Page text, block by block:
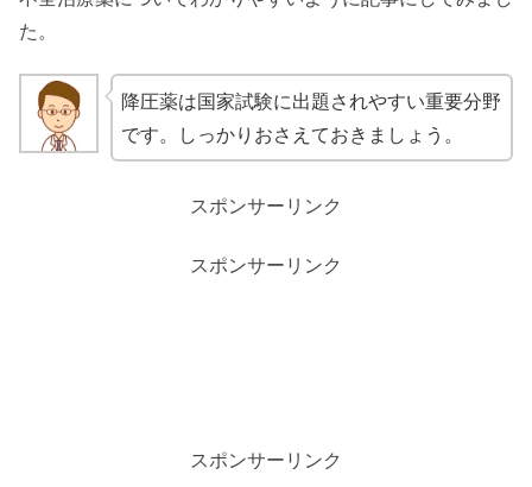
た。
降圧薬は国家試験に出題されやすい重要分野
です。しっかりおさえておきましょう。
スポンサーリンク
スポンサーリンク
スポンサーリンク